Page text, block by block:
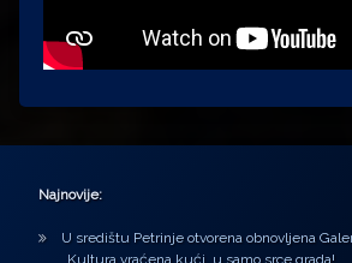
Najnovije:
U središtu Petrinje otvorena obnovljena